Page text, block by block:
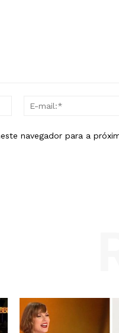
Nome:*
navegador para a